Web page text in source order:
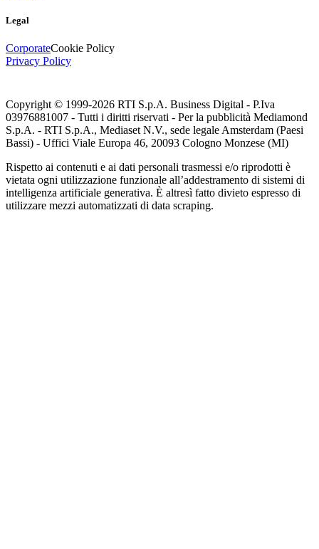
Legal
CorporateCookie Policy
Privacy Policy
Copyright © 1999-2026 RTI S.p.A. Business Digital - P.Iva
03976881007 - Tutti i diritti riservati - Per la pubblicità Mediamond
S.p.A. - RTI S.p.A., Mediaset N.V., sede legale Amsterdam (Paesi
Bassi) - Uffici Viale Europa 46, 20093 Cologno Monzese (MI)
Rispetto ai contenuti e ai dati personali trasmessi e/o riprodotti è
vietata ogni utilizzazione funzionale all’addestramento di sistemi di
intelligenza artificiale generativa. È altresì fatto divieto espresso di
utilizzare mezzi automatizzati di data scraping.